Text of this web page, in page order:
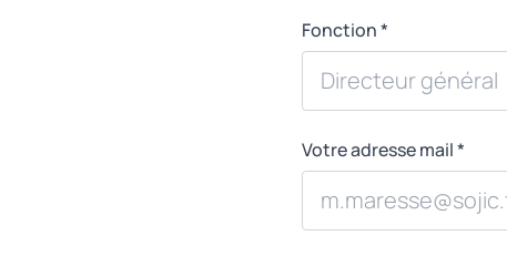
Fonction *
Votre adresse mail *